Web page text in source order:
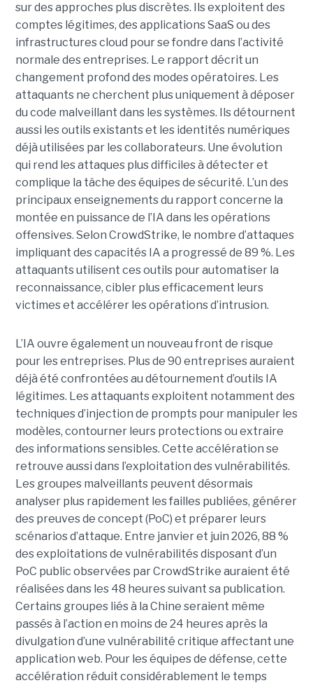
sur des approches plus discrètes. Ils exploitent des
comptes légitimes, des applications SaaS ou des
infrastructures cloud pour se fondre dans l’activité
normale des entreprises. Le rapport décrit un
changement profond des modes opératoires. Les
attaquants ne cherchent plus uniquement à déposer
du code malveillant dans les systèmes. Ils détournent
aussi les outils existants et les identités numériques
déjà utilisées par les collaborateurs. Une évolution
qui rend les attaques plus difficiles à détecter et
complique la tâche des équipes de sécurité. L’un des
principaux enseignements du rapport concerne la
montée en puissance de l’IA dans les opérations
offensives. Selon CrowdStrike, le nombre d’attaques
impliquant des capacités IA a progressé de 89 %. Les
attaquants utilisent ces outils pour automatiser la
reconnaissance, cibler plus efficacement leurs
victimes et accélérer les opérations d’intrusion.
L’IA ouvre également un nouveau front de risque
pour les entreprises. Plus de 90 entreprises auraient
déjà été confrontées au détournement d’outils IA
légitimes. Les attaquants exploitent notamment des
techniques d’injection de prompts pour manipuler les
modèles, contourner leurs protections ou extraire
des informations sensibles. Cette accélération se
retrouve aussi dans l’exploitation des vulnérabilités.
Les groupes malveillants peuvent désormais
analyser plus rapidement les failles publiées, générer
des preuves de concept (PoC) et préparer leurs
scénarios d’attaque. Entre janvier et juin 2026, 88 %
des exploitations de vulnérabilités disposant d’un
PoC public observées par CrowdStrike auraient été
réalisées dans les 48 heures suivant sa publication.
Certains groupes liés à la Chine seraient même
passés à l’action en moins de 24 heures après la
divulgation d’une vulnérabilité critique affectant une
application web. Pour les équipes de défense, cette
accélération réduit considérablement le temps